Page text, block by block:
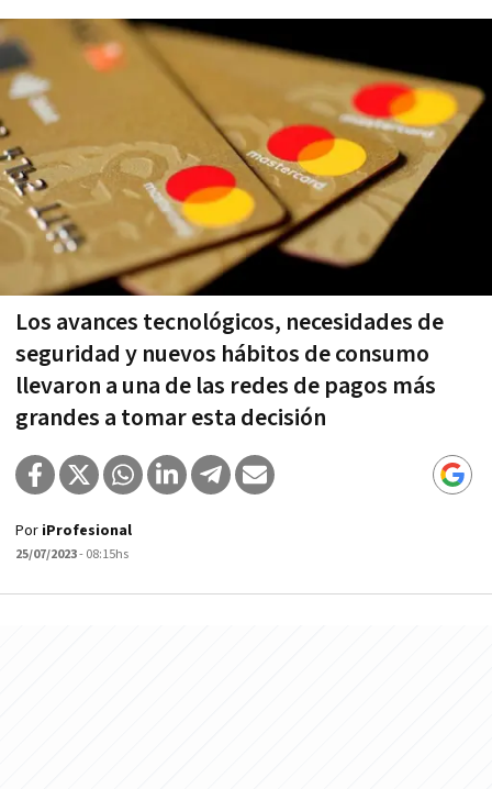
Los avances tecnológicos, necesidades de
seguridad y nuevos hábitos de consumo
llevaron a una de las redes de pagos más
grandes a tomar esta decisión
Por iProfesional
25/07/2023- 08:15hs